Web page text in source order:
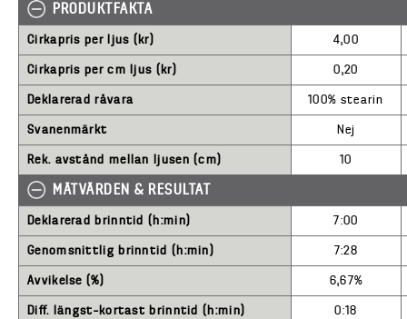
PRODUKTFAKTA
Cirkapris per ljus (kr)
Cirkapris per cm ljus (kr)
Deklarerad råvara
Svanenmärkt
Rek. avstånd mellan ljusen (cm)
MÄTVÄRDEN & RESULTAT
Deklarerad brinntid (h:min)
Genomsnittlig brinntid (h:min)
Avvikelse (%)
Diff. längst–kortast brinntid (h:min)
4,00
0,20
100% stearin
Nej
10
7:00
7:28
6,67%
0:18